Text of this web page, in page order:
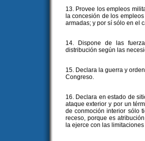
13. Provee los empleos
la concesión de los
armadas; y por sí sólo en el
14. Dispone de las
distribución según las
15. Declara la guerra y
Congreso.
16. Declara en estado de
ataque exterior y por un
de conmoción interior sólo
receso, porque es
la ejerce con las